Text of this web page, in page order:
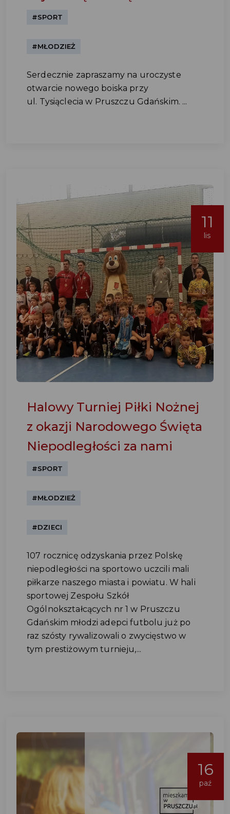
#SPORT
#MŁODZIEŻ
Serdecznie zapraszamy na uroczyste
otwarcie nowego boiska przy
ul. Tysiąclecia w Pruszczu Gdańskim. ...
11
lis
Halowy Turniej Piłki Nożnej
z okazji Narodowego Święta
Niepodległości za nami
#SPORT
#MŁODZIEŻ
#DZIECI
107 rocznicę odzyskania przez Polskę
niepodległości na sportowo uczcili mali
piłkarze naszego miasta i powiatu. W hali
sportowej Zespołu Szkół
Ogólnokształcących nr 1 w Pruszczu
Gdańskim młodzi adepci futbolu już po
raz szósty rywalizowali o zwycięstwo w
tym prestiżowym turnieju,...
16
paź